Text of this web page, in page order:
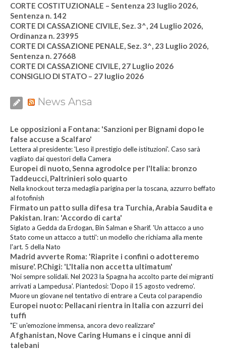
CORTE COSTITUZIONALE – Sentenza 23 luglio 2026,
Sentenza n. 142
CORTE DI CASSAZIONE CIVILE, Sez. 3^, 24 Luglio 2026,
Ordinanza n. 23995
CORTE DI CASSAZIONE PENALE, Sez. 3^, 23 Luglio 2026,
Sentenza n. 27668
CORTE DI CASSAZIONE CIVILE, 27 Luglio 2026
CONSIGLIO DI STATO – 27 luglio 2026
News Ansa
Le opposizioni a Fontana: 'Sanzioni per Bignami dopo le
false accuse a Scalfaro'
Lettera al presidente: 'Leso il prestigio delle istituzioni'. Caso sarà
vagliato dai questori della Camera
Europei di nuoto, Senna agrodolce per l'Italia: bronzo
Taddeucci, Paltrinieri solo quarto
Nella knockout terza medaglia parigina per la toscana, azzurro beffato
al fotofinish
Firmato un patto sulla difesa tra Turchia, Arabia Saudita e
Pakistan. Iran: 'Accordo di carta'
Siglato a Gedda da Erdogan, Bin Salman e Sharif. 'Un attacco a uno
Stato come un attacco a tutti': un modello che richiama alla mente
l'art. 5 della Nato
Madrid avverte Roma: 'Riaprite i confini o adotteremo
misure'. P.Chigi: 'L'Italia non accetta ultimatum'
'Noi sempre solidali. Nel 2023 la Spagna ha accolto parte dei migranti
arrivati a Lampedusa'. Piantedosi: 'Dopo il 15 agosto vedremo'.
Muore un giovane nel tentativo di entrare a Ceuta col parapendio
Europei nuoto: Pellacani rientra in Italia con azzurri dei
tuffi
"E' un'emozione immensa, ancora devo realizzare"
Afghanistan, Nove Caring Humans e i cinque anni di
talebani